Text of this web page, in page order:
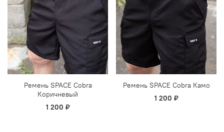
Ремень SPACE Cobra
Коричневый
1 200 ₽
Ремень SPACE Cobra Камо
1 200 ₽